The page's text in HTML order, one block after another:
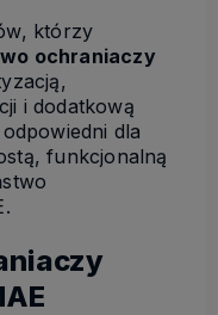
którzy
ochraniaczy
i dodatkową
dla
funkcjonalną